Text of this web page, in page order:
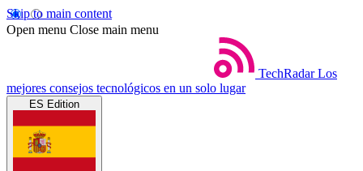
Skip to main content
Open menu Close main menu
TechRadar Los
mejores consejos tecnológicos en un solo lugar
ES Edition